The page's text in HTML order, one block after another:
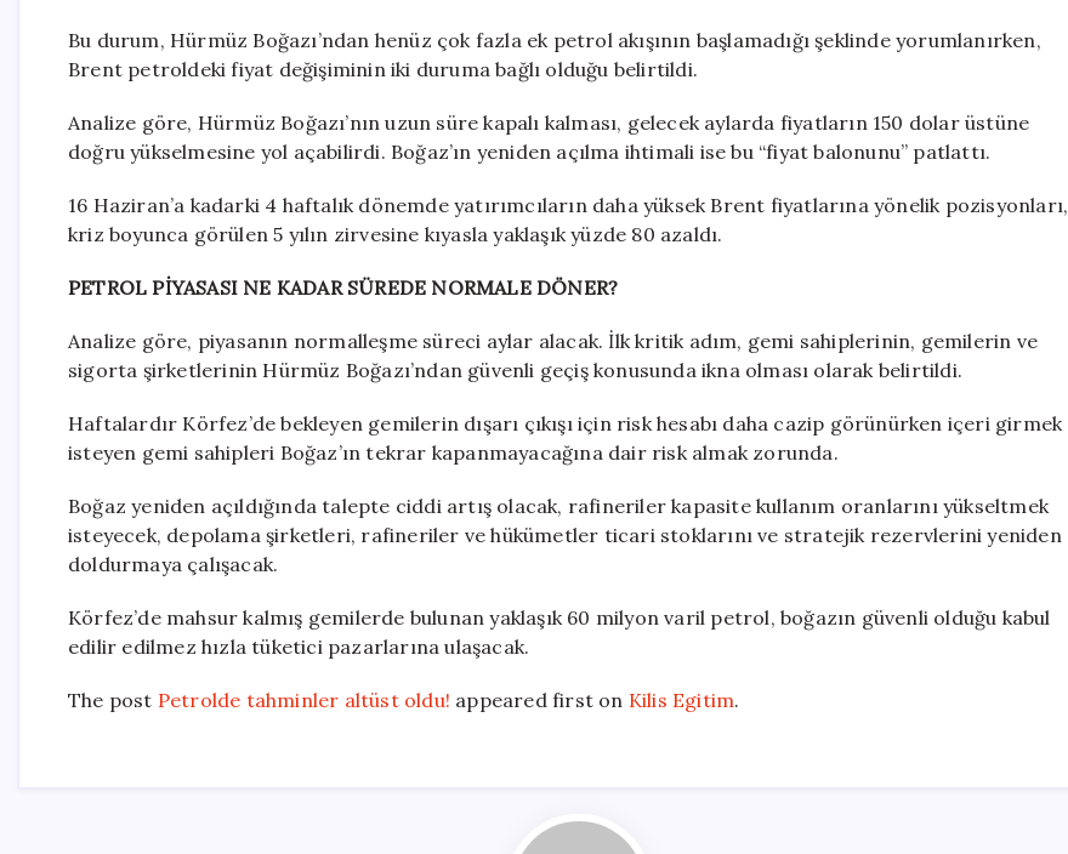
Bu durum, Hürmüz Boğazı’ndan henüz çok fazla ek petrol akışının başlamadığı şeklinde yorumlanırken,
Brent petroldeki fiyat değişiminin iki duruma bağlı olduğu belirtildi.
Analize göre, Hürmüz Boğazı’nın uzun süre kapalı kalması, gelecek aylarda fiyatların 150 dolar üstüne
doğru yükselmesine yol açabilirdi. Boğaz’ın yeniden açılma ihtimali ise bu “fiyat balonunu” patlattı.
16 Haziran’a kadarki 4 haftalık dönemde yatırımcıların daha yüksek Brent fiyatlarına yönelik pozisyonları,
kriz boyunca görülen 5 yılın zirvesine kıyasla yaklaşık yüzde 80 azaldı.
PETROL PİYASASI NE KADAR SÜREDE NORMALE DÖNER?
Analize göre, piyasanın normalleşme süreci aylar alacak. İlk kritik adım, gemi sahiplerinin, gemilerin ve
sigorta şirketlerinin Hürmüz Boğazı’ndan güvenli geçiş konusunda ikna olması olarak belirtildi.
Haftalardır Körfez’de bekleyen gemilerin dışarı çıkışı için risk hesabı daha cazip görünürken içeri girmek
isteyen gemi sahipleri Boğaz’ın tekrar kapanmayacağına dair risk almak zorunda.
Boğaz yeniden açıldığında talepte ciddi artış olacak, rafineriler kapasite kullanım oranlarını yükseltmek
isteyecek, depolama şirketleri, rafineriler ve hükümetler ticari stoklarını ve stratejik rezervlerini yeniden
doldurmaya çalışacak.
Körfez’de mahsur kalmış gemilerde bulunan yaklaşık 60 milyon varil petrol, boğazın güvenli olduğu kabul
edilir edilmez hızla tüketici pazarlarına ulaşacak.
The post Petrolde tahminler altüst oldu! appeared first on Kilis Egitim.